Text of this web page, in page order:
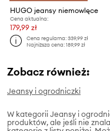
HUGO jeansy niemowlęce
Cena aktualna:
179,99 zł
Cena regularna:339,99 zł
Najniższa cena:189,99 zł
Zobacz również:
Jeansy i ogrodniczki
W kategorii Jeansy i
produktów, ale jeśli nie